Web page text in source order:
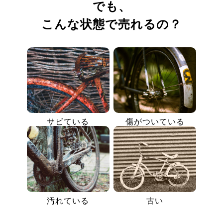
でも、
こんな状態で売れるの？
サビている 傷がついている
汚れている 古い